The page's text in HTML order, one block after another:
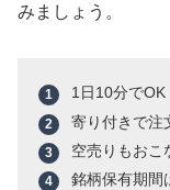
みましょう。
1日10分でOK
寄り付きで注
空売りもおこ
銘柄保有期間